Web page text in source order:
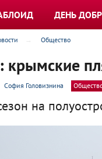
ДЕНЬ
Общество
крымские
София Головизнина
на